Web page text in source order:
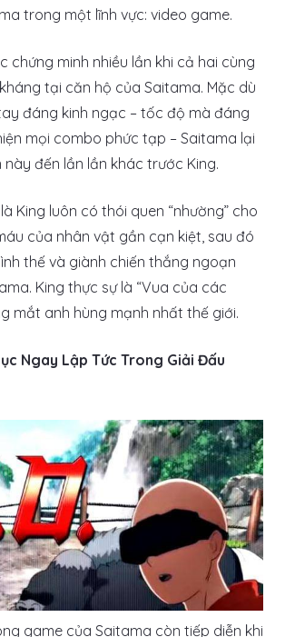
trong một lĩnh vực: video game.
chứng minh nhiều lần khi cả hai cùng
tại căn hộ của Saitama. Mặc dù
đáng kinh ngạc – tốc độ mà đáng
mọi combo phức tạp – Saitama lại
đến lần lần khác trước King.
King luôn có thói quen “nhường” cho
của nhân vật gần cạn kiệt, sau đó
thế và giành chiến thắng ngoạn
King thực sự là “Vua của các
mắt anh hùng mạnh nhất thế giới.
Ngay Lập Tức Trong Giải Đấu
game của Saitama còn tiếp diễn khi